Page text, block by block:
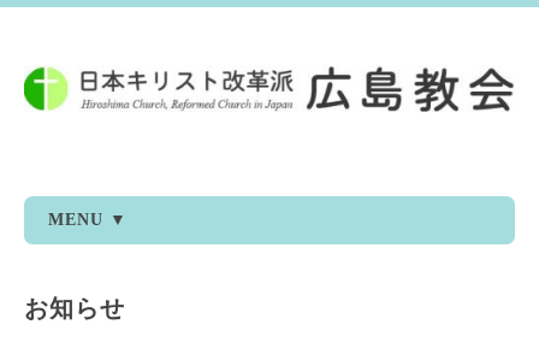
MENU ▼
お知らせ